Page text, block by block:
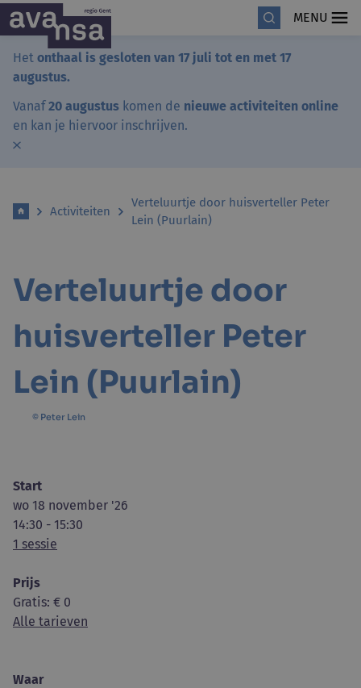
MENU
Het onthaal is gesloten van 17 juli tot en met 17
augustus.
Vanaf20 augustus komen de nieuwe activiteiten online
en kan je hiervoor inschrijven.
Activiteiten
Verteluurtje door huisverteller Peter
Lein (Puurlain)
Verteluurtje door
huisverteller Peter
Lein (Puurlain)
© Peter Lein
Start
wo 18 november '26
14:30 - 15:30
1 sessie
Prijs
Gratis: € 0
Alle tarieven
Waar